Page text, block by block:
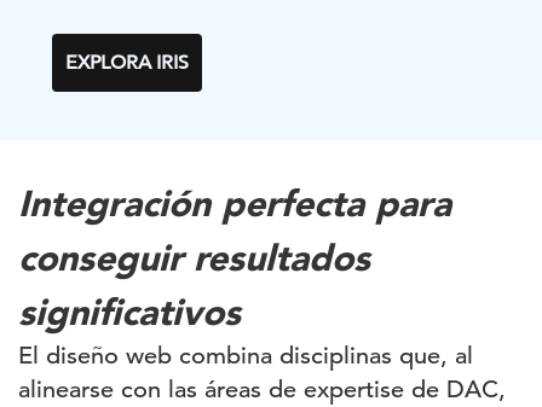
EXPLORA IRIS
Integración perfecta para
conseguir resultados
significativos
El diseño web combina disciplinas que, al
alinearse con las áreas de expertise de DAC,